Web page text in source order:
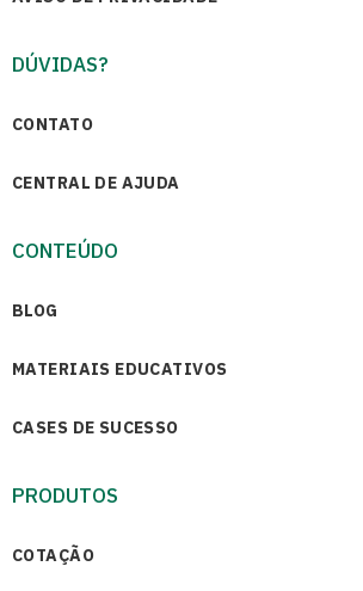
DÚVIDAS?
CONTATO
CENTRAL DE AJUDA
CONTEÚDO
BLOG
MATERIAIS EDUCATIVOS
CASES DE SUCESSO
PRODUTOS
COTAÇÃO